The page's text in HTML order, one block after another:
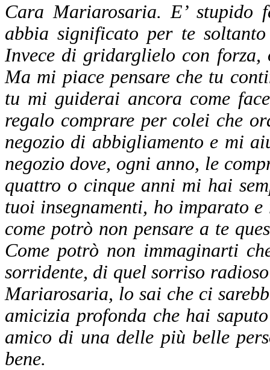
Cara Mariarosaria. E’ stupido
abbia significato per te
Invece di gridarglielo con
Ma mi piace pensare che tu
tu mi guiderai ancora come
regalo comprare per colei che
negozio di abbigliamento e mi
negozio dove, ogni anno, le
quattro o cinque anni mi hai
tuoi insegnamenti, ho imparato
come potrò non pensare a te
Come potrò non immaginarti
sorridente, di quel sorriso
Mariarosaria, lo sai che ci
amicizia profonda che hai
amico di una delle più belle
bene.